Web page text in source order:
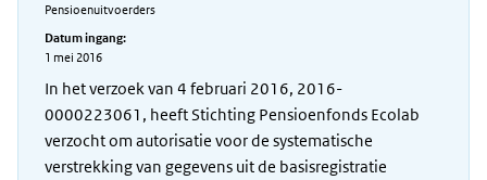
Pensioenuitvoerders
Datum ingang:
1 mei 2016
In het verzoek van 4 februari 2016, 2016-
0000223061, heeft Stichting Pensioenfonds Ecolab
verzocht om autorisatie voor de systematische
verstrekking van gegevens uit de basisregistratie